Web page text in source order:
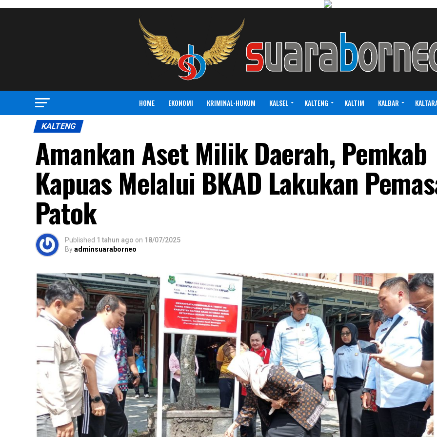
HOME EKONOMI KRIMINAL-HUKUM KALSEL KALTENG KALTIM KALBAR
KALTENG
Amankan Aset Milik Daerah, Pemkab
Kapuas Melalui BKAD Lakukan
Patok
Published 1 tahun ago on 18/07/2025
Byadminsuaraborneo